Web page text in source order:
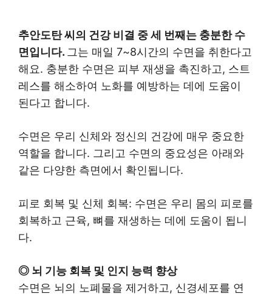
추안도탄 씨의 건강 비결 중 세 번째는 충분한 수
면입니다. 그는 매일 7~8시간의 수면을 취한다고
해요. 충분한 수면은 피부 재생을 촉진하고, 스트
레스를 해소하여 노화를 예방하는 데에 도움이
된다고 합니다.
수면은 우리 신체와 정신의 건강에 매우 중요한
역할을 합니다. 그리고 수면의 중요성은 아래와
같은 다양한 측면에서 확인됩니다.
피로 회복 및 신체 회복: 수면은 우리 몸의 피로를
회복하고 근육, 뼈를 재생하는 데에 도움이 됩니
다.
◎ 뇌 기능 회복 및 인지 능력 향상
수면은 뇌의 노폐물을 제거하고, 신경세포를 연